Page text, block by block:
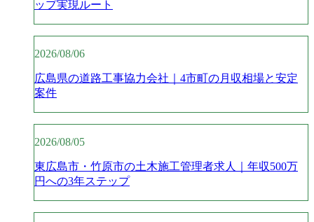
ップ実現ルート
2026/08/06
広島県の道路工事協力会社｜4市町の月収相場と安定
案件
2026/08/05
東広島市・竹原市の土木施工管理者求人｜年収500万
円への3年ステップ